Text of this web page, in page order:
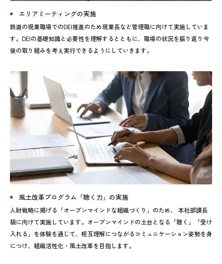
エリアミーティングの実施
鉄道の現業職場でのDEI推進のため現業長など管理職に向けて実施していま
す。DEIの基礎知識と必要性を理解するとともに、職場の状況を振り返り今
後の取り組みを考え実行できるようにしていきます。
風土改革プログラム「聴く力」の実施
人財戦略に掲げる「オープンマインドな組織づくり」のため、 本社部課長
級に向けて実施しています。オープンマインドの土台となる「聴く」「受け
入れる」を体験を通じて、相互理解につながるコミュニケーション姿勢を身
につけ、組織活性化・風土改革を目指します。